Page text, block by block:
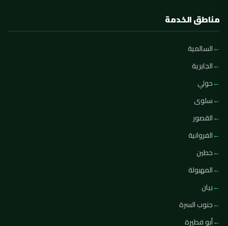
مناطق الخدمة
السالمية
الجابرية
حولي
سلوى
القصور
الفروانية
حطين
المهبولة
بيان
جنوب السرة
أبو فطيرة